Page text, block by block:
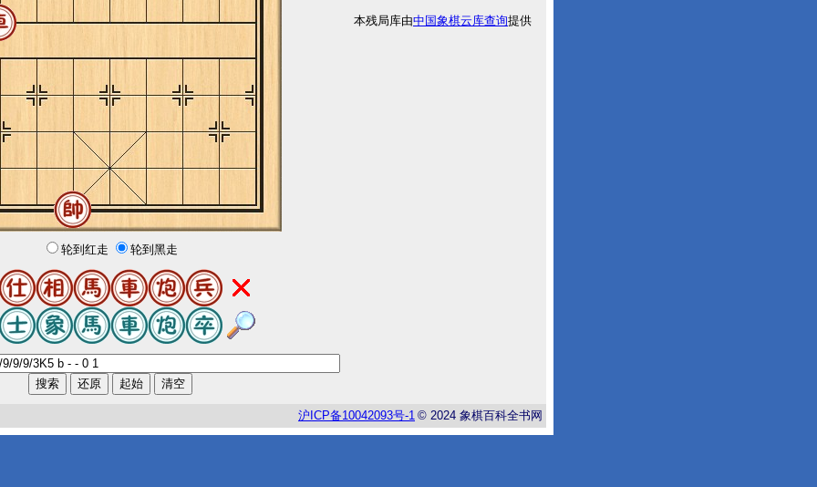
轮到红走 轮到黑走
本残局库由中国象棋云库查询提供
沪 ICP备10042093号-1 © 2024 象棋百科全书网